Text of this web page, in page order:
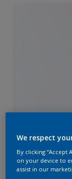
ไม่แน่ใจว่
ลองใช้เครื่
We respect
By clicking “Accept
on your device to
assist in our